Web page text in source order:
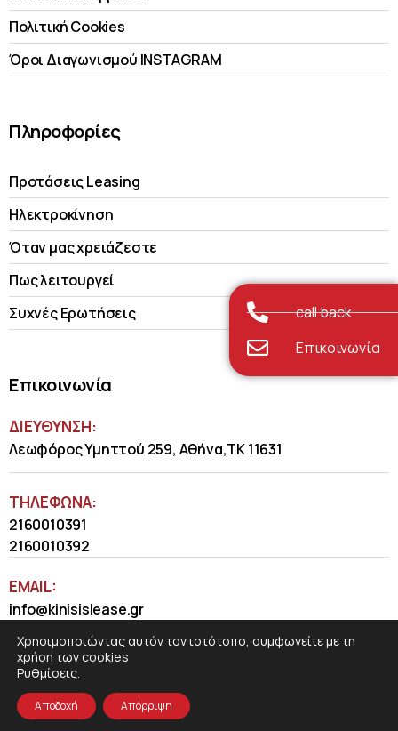
Πολιτική Cookies
Όροι Διαγωνισμού INSTAGRAM
Πληροφορίες
Προτάσεις Leasing
Ηλεκτροκίνηση
Όταν μας χρειάζεστε
Πως λειτουργεί
Συχνές Ερωτήσεις
Επικοινωνία
ΔΙΕΥΘΥΝΣΗ:
Λεωφόρος Υμηττού 259, Αθήνα,ΤΚ 11631
ΤΗΛΈΦΩΝΑ:
2160010391
2160010392
EMAIL:
info@kinisislease.gr
COSMOTE NewSite4U© 2026
call back
Επικοινωνία
Χρησιμοποιώντας αυτόν τον ιστότοπο, συμφωνείτε με τη
χρήση των cookies
Ρυθμίσεις.
Αποδοχή Απόρριψη